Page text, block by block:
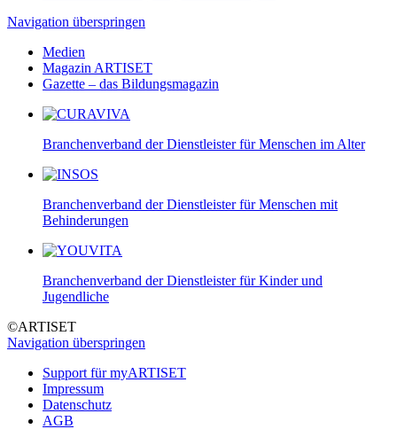
Navigation überspringen
Medien
Magazin ARTISET
Gazette – das Bildungsmagazin
Branchenverband der Dienstleister für Menschen im Alter
Branchenverband der Dienstleister für Menschen mit
Behinderungen
Branchenverband der Dienstleister für Kinder und
Jugendliche
©ARTISET
Navigation überspringen
Support für myARTISET
Impressum
Datenschutz
AGB